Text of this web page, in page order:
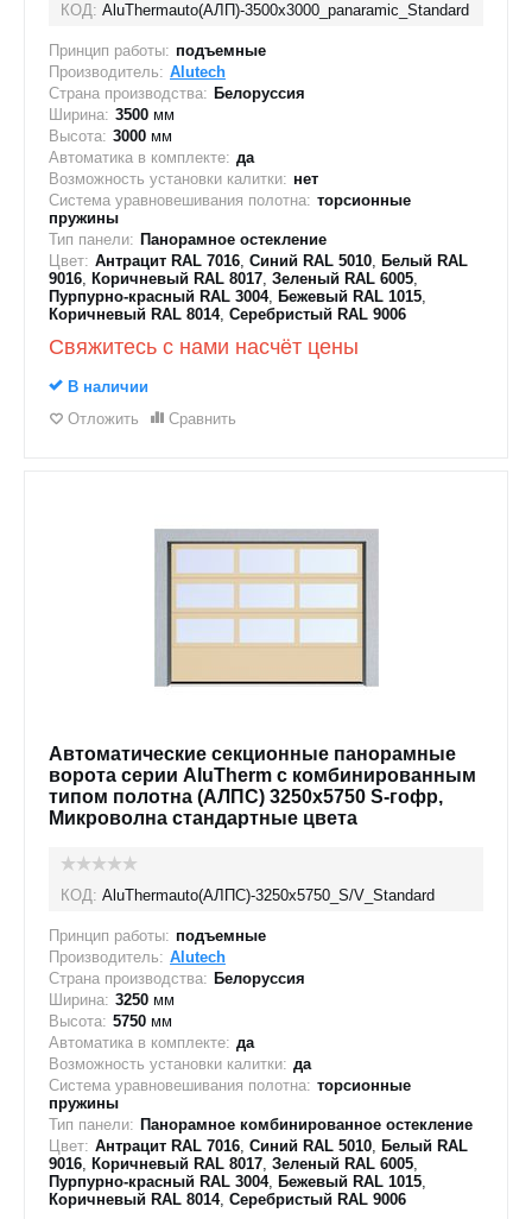
КОД: AluThermauto(АЛП)-3500х3000_panaramic_Standard
Принцип работы: подъемные
Производитель: Alutech
Страна производства: Белоруссия
Ширина: 3500 мм
Высота: 3000 мм
Автоматика в комплекте: да
Возможность установки калитки: нет
Система уравновешивания полотна: торсионные
пружины
Тип панели: Панорамное остекление
Цвет: Антрацит RAL 7016, Синий RAL 5010, Белый RAL
9016, Коричневый RAL 8017, Зеленый RAL 6005,
Пурпурно-красный RAL 3004, Бежевый RAL 1015,
Коричневый RAL 8014, Серебристый RAL 9006
Свяжитесь с нами насчёт цены
В наличии
Отложить
Сравнить
Автоматические секционные панорамные
ворота серии AluTherm с комбинированным
типом полотна (АЛПС) 3250х5750 S-гофр,
Микроволна стандартные цвета
КОД: AluThermauto(АЛПС)-3250х5750_S/V_Standard
Принцип работы: подъемные
Производитель: Alutech
Страна производства: Белоруссия
Ширина: 3250 мм
Высота: 5750 мм
Автоматика в комплекте: да
Возможность установки калитки: да
Система уравновешивания полотна: торсионные
пружины
Тип панели: Панорамное комбинированное остекление
Цвет: Антрацит RAL 7016, Синий RAL 5010, Белый RAL
9016, Коричневый RAL 8017, Зеленый RAL 6005,
Пурпурно-красный RAL 3004, Бежевый RAL 1015,
Коричневый RAL 8014, Серебристый RAL 9006